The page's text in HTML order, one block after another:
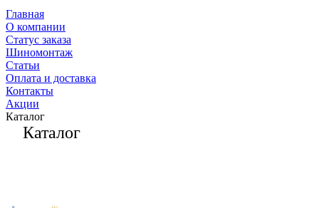
Главная
О компании
Статус заказа
Шиномонтаж
Статьи
Оплата и доставка
Контакты
Акции
Каталог
Каталог